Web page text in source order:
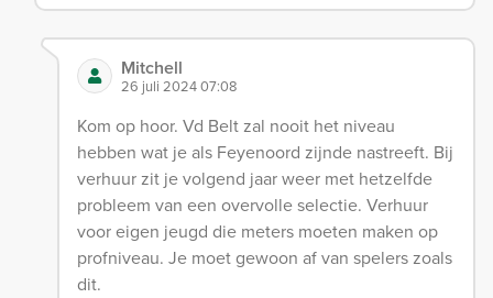
Mitchell
26 juli 2024 07:08
Kom op hoor. Vd Belt zal nooit het niveau
hebben wat je als Feyenoord zijnde nastreeft. Bij
verhuur zit je volgend jaar weer met hetzelfde
probleem van een overvolle selectie. Verhuur
voor eigen jeugd die meters moeten maken op
profniveau. Je moet gewoon af van spelers zoals
dit.